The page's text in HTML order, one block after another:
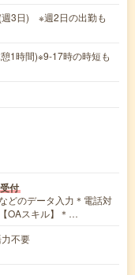
週3日) ※週2日の出勤も
1時間)※9-17時の時短も
付
どのデータ入力＊電話対
OAスキル】＊…
不要